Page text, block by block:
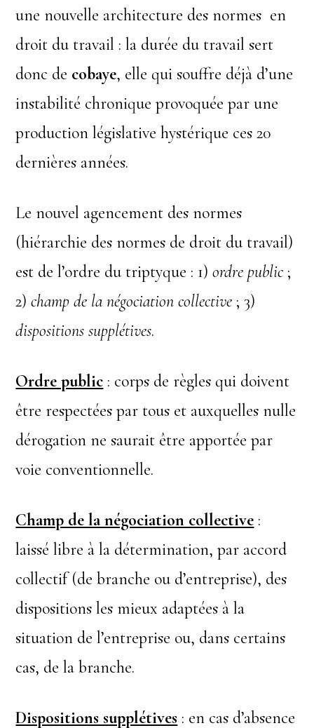
une nouvelle architecture des normes en
droit du travail : la durée du travail sert
donc de cobaye, elle qui souffre déjà d’une
instabilité chronique provoquée par une
production législative hystérique ces 20
dernières années.
Le nouvel agencement des normes
(hiérarchie des normes de droit du travail)
est de l’ordre du triptyque : 1)ordre public ;
2)champ de la négociation collective ; 3)
dispositions supplétives.
Ordre public : corps de règles qui doivent
être respectées par tous et auxquelles nulle
dérogation ne saurait être apportée par
voie conventionnelle.
Champ de la négociation collective :
laissé libre à la détermination, par accord
collectif (de branche ou d’entreprise), des
dispositions les mieux adaptées à la
situation de l’entreprise ou, dans certains
cas, de la branche.
Dispositions supplétives : en cas d’absence